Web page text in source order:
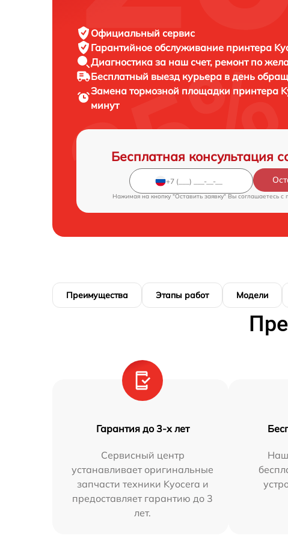
Официальный сервис
Гарантийное обслуживание принтера
Диагностика за наш счет, ремонт по
Бесплатный выезд курьера в день
Замена тормозной площадки принтера
минут
Бесплатная консультация
Нажимая на кнопку "Оставить заявку" Вы соглашаетесь c
Преимущества Этапы работ Модели
Гарантия до 3-х лет
Сервисный центр
устанавливает оригинальные
запчасти техники Kyocera и
предоставляет гарантию до 3
лет.
Наш